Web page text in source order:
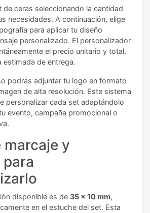
de ceras seleccionando la cantidad
necesidades. A continuación, elige
para aplicar tu diseño
personalizado. El personalizador
el precio unitario y total,
estimada de entrega.
podrás adjuntar tu logo en formato
de alta resolución. Este sistema
personalizar cada set adaptándolo
evento, campaña promocional o
marcaje y
disponible es de 35 x 10 mm,
en el estuche del set. Esta